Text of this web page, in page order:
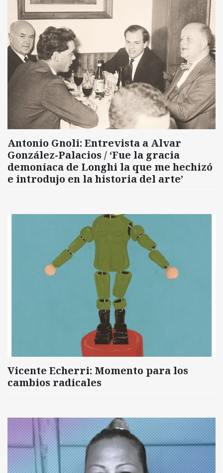
Antonio Gnoli: Entrevista a Alvar
González-Palacios / ‘Fue la gracia
demoníaca de Longhi la que me hechizó
e introdujo en la historia del arte’
Vicente Echerri: Momento para los
cambios radicales